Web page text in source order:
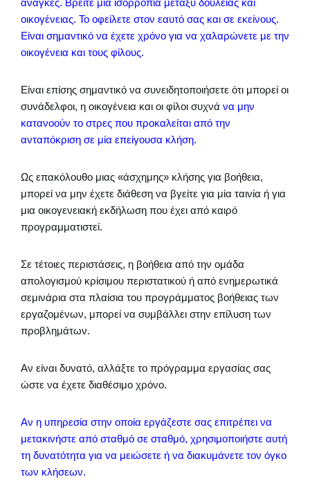
ανάγκες. Βρείτε μία ισορροπία μεταξύ δουλειάς και
οικογένειας. Το οφείλετε στον εαυτό σας και σε εκείνους.
Είναι σημαντικό να έχετε χρόνο για να χαλαρώνετε με την
οικογένεια και τους φίλους.
Είναι επίσης σημαντικό να συνειδητοποιήσετε ότι μπορεί οι
συνάδελφοι, η οικογένεια και οι φίλοι συχνά να μην
κατανοούν το στρες που προκαλείται από την
ανταπόκριση σε μία επείγουσα κλήση.
Ως επακόλουθο μιας «άσχημης» κλήσης για βοήθεια,
μπορεί να μην έχετε διάθεση να βγείτε για μία ταινία ή για
μια οικογενειακή εκδήλωση που έχει από καιρό
προγραμματιστεί.
Σε τέτοιες περιστάσεις, η βοήθεια από την ομάδα
απολογισμού κρίσιμου περιστατικού ή από ενημερωτικά
σεμινάρια στα πλαίσια του προγράμματος βοήθειας των
εργαζομένων, μπορεί να συμβάλλει στην επίλυση των
προβλημάτων.
Αν είναι δυνατό, αλλάξτε το πρόγραμμα εργασίας σας
ώστε να έχετε διαθέσιμο χρόνο.
Αν η υπηρεσία στην οποία εργάζεστε σας επιτρέπει να
μετακινήστε από σταθμό σε σταθμό, χρησιμοποιήστε αυτή
τη δυνατότητα για να μειώσετε ή να διακυμάνετε τον όγκο
των κλήσεων.